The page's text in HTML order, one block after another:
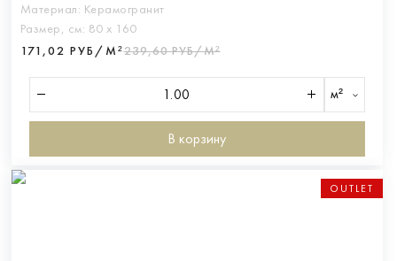
Материал: Керамогранит
Размер, см: 80 х 160
171,02 РУБ/М²239,60 РУБ/М²
м²
В корзину
OUTLET